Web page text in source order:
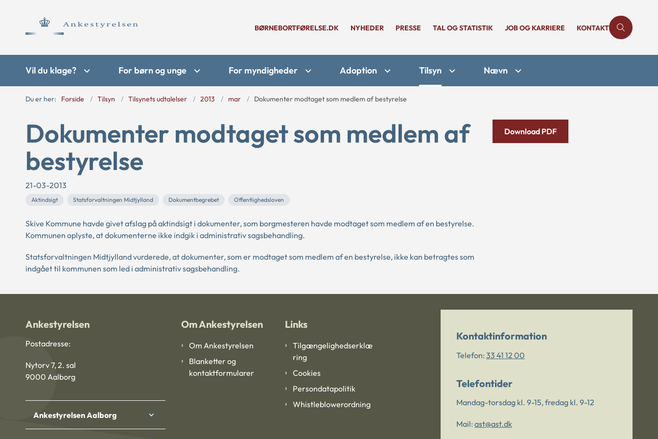
BØRNEBORTFØRELSE.DK NYHEDER PRESSE TAL OG STATISTIK JOB OG KARRIERE KONTAKT
Vil du klage? For børn og unge For myndigheder Adoption Tilsyn Nævn
Du er her: Forside Tilsyn Tilsynets udtalelser 2013 mar Dokumenter modtaget som medlem af bestyrelse
Dokumenter modtaget som medlem af
bestyrelse
21-03-2013
Aktindsigt Statsforvaltningen Midtjylland Dokumentbegrebet Offentlighedsloven
Skive Kommune havde givet afslag på aktindsigt i dokumenter, som borgmesteren havde modtaget som medlem af en bestyrelse.
Kommunen oplyste, at dokumenterne ikke indgik i administrativ sagsbehandling.
Statsforvaltningen Midtjylland vurderede, at dokumenter, som er modtaget som medlem af en bestyrelse, ikke kan betragtes som
indgået til kommunen som led i administrativ sagsbehandling.
Download PDF
Ankestyrelsen
Postadresse:
Nytorv 7, 2. sal
9000 Aalborg
Ankestyrelsen Aalborg
Om Ankestyrelsen
Om Ankestyrelsen
Blanketter og
kontaktformularer
Links
Tilgængelighedserklæ
ring
Cookies
Persondatapolitik
Whistleblowerordning
Kontaktinformation
Telefon: 33 41 12 00
Telefontider
Mandag-torsdag kl. 9-15, fredag kl. 9-12
Mail: ast@ast.dk